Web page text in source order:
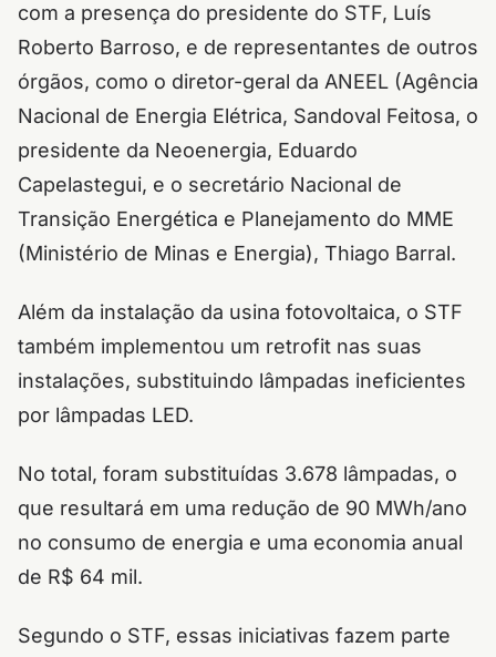
com a presença do presidente do STF, Luís
Roberto Barroso, e de representantes de outros
órgãos, como o diretor-geral da ANEEL (Agência
Nacional de Energia Elétrica, Sandoval Feitosa, o
presidente da Neoenergia, Eduardo
Capelastegui, e o secretário Nacional de
Transição Energética e Planejamento do MME
(Ministério de Minas e Energia), Thiago Barral.
Além da instalação da usina fotovoltaica, o STF
também implementou um retrofit nas suas
instalações, substituindo lâmpadas ineficientes
por lâmpadas LED.
No total, foram substituídas 3.678 lâmpadas, o
que resultará em uma redução de 90 MWh/ano
no consumo de energia e uma economia anual
de R$ 64 mil.
Segundo o STF, essas iniciativas fazem parte